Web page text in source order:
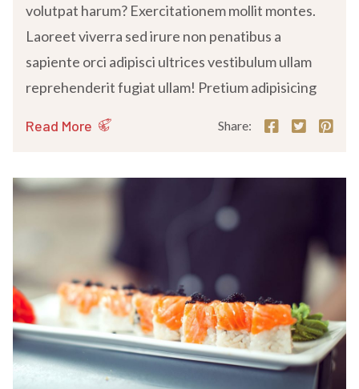
volutpat harum? Exercitationem mollit montes.
Laoreet viverra sed irure non penatibus a
sapiente orci adipisci ultrices vestibulum ullam
reprehenderit fugiat ullam! Pretium adipisicing
Read More Share: